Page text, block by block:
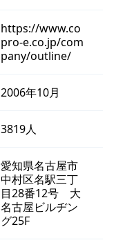
https://www.co
pro-e.co.jp/com
pany/outline/
2006年10月
3819人
愛知県名古屋市
中村区名駅三丁
目28番12号 大
名古屋ビルヂン
グ25F